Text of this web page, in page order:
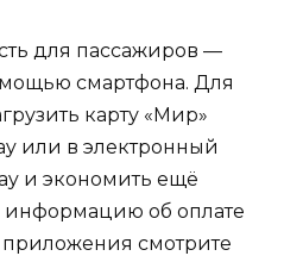
для пассажиров —
смартфона. Для
карту «Мир»
или в электронный
и экономить ещё
информацию об оплате
смотрите